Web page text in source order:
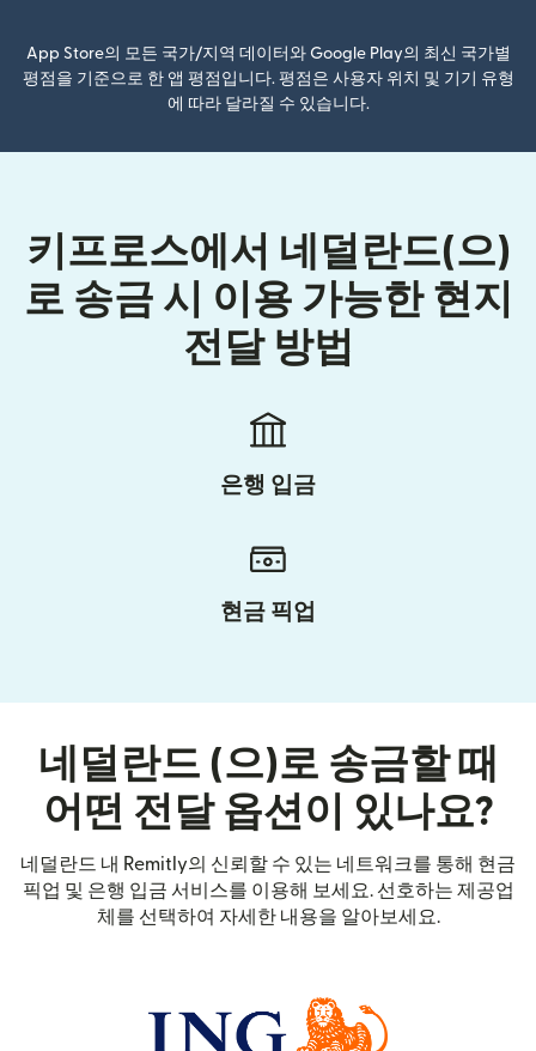
App Store의 모든 국가/지역 데이터와 Google Play의 최신 국가별
평점을 기준으로 한 앱 평점입니다. 평점은 사용자 위치 및 기기 유형
에 따라 달라질 수 있습니다.
키프로스에서 네덜란드(으)
로 송금 시 이용 가능한 현지
전달 방법
은행 입금
현금 픽업
네덜란드 (으)로 송금할 때
어떤 전달 옵션이 있나요?
네덜란드 내 Remitly의 신뢰할 수 있는 네트워크를 통해 현금
픽업 및 은행 입금 서비스를 이용해 보세요. 선호하는 제공업
체를 선택하여 자세한 내용을 알아보세요.